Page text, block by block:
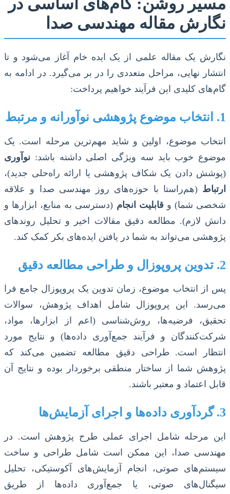
مسیر روشن: گام‌های اساسی در
نگارش مقاله مهندسی صدا
نگارش یک مقاله علمی از یک ایده خام آغاز می‌شود و تا
انتشار نهایی، مراحل متعددی را در بر می‌گیرد. در ادامه به
گام‌های کلیدی این فرآیند خواهیم پرداخت:
1. انتخاب موضوع پژوهشی نوآورانه و مرتبط
انتخاب موضوع، اولین و شاید مهم‌ترین مرحله است. یک
موضوع خوب باید سه ویژگی اصلی داشته باشد: نوآوری
(پوشش دادن یک شکاف پژوهشی یا ارائه راه‌حلی جدید)،
ارتباط (هم‌راستا با حوزه‌های روز مهندسی صدا و علاقه
شخصی شما) و قابلیت انجام (دسترسی به منابع، ابزارها و
دانش لازم). مطالعه دقیق مقالات اخیر و تحلیل روندهای
پژوهشی می‌تواند به شما در یافتن ایده‌های بکر کمک کند.
2. تدوین پروپوزال و طراحی مطالعه دقیق
پس از انتخاب موضوع، زمان تدوین یک پروپوزال جامع فرا
می‌رسد. این پروپوزال شامل اهداف پژوهش، سوالات
تحقیق، فرضیه‌ها، روش‌شناسی (اعم از ابزارها، مواد،
شرکت‌کنندگان و فرآیند جمع‌آوری داده‌ها) و نتایج مورد
انتظار است. طراحی دقیق مطالعه تضمین می‌کند که
پژوهش شما از ساختار منطقی برخوردار بوده و نتایج آن
قابل اعتماد و معتبر باشند.
3. گردآوری داده‌ها و اجرای آزمایش‌ها
این مرحله شامل اجرای عملی طرح پژوهش است. در
مهندسی صدا، این ممکن است شامل طراحی و ساخت
سیستم‌های صوتی، انجام آزمایش‌های آکوستیکی، تحلیل
سیگنال‌های صوتی، یا جمع‌آوری داده‌ها از طریق